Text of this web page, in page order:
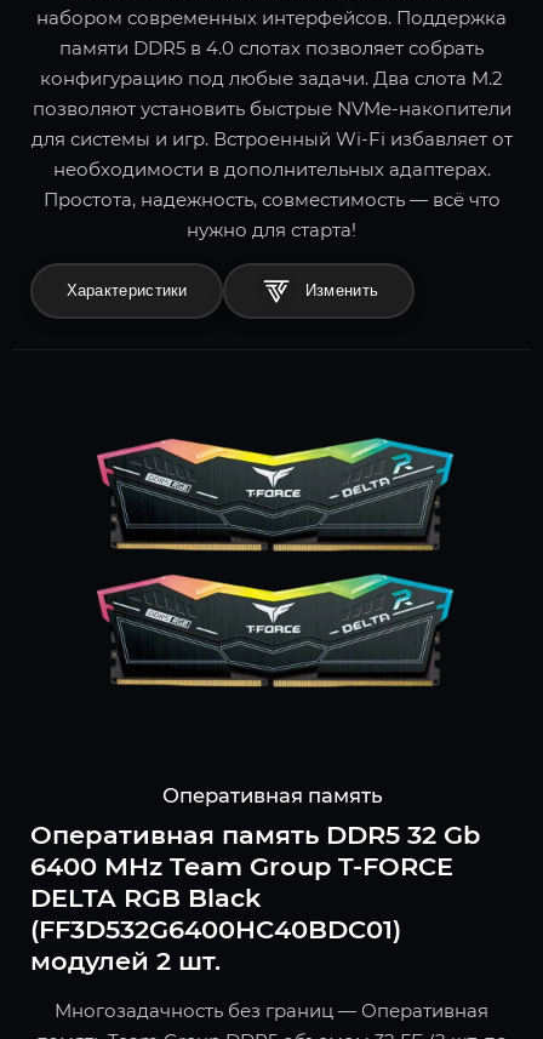
набором современных интерфейсов. Поддержка
памяти DDR5 в 4.0 слотах позволяет собрать
конфигурацию под любые задачи. Два слота M.2
позволяют установить быстрые NVMe-накопители
для системы и игр. Встроенный Wi-Fi избавляет от
необходимости в дополнительных адаптерах.
Простота, надежность, совместимость — всё что
нужно для старта!
Характеристики
Оперативная память
Оперативная память DDR5 32 Gb
6400 MHz Team Group T-FORCE
DELTA RGB Black
(FF3D532G6400HC40BDC01)
модулей 2 шт.
Многозадачность без границ — Оперативная